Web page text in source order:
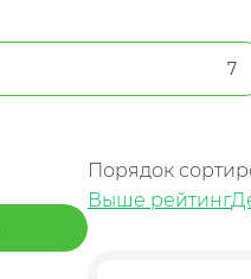
7
Порядок
Выше рейтинг